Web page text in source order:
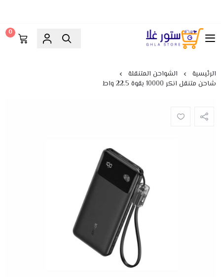
ستور غلا
0
الرئيسية
الشواحن المتنقلة
شاحن متنقل انكر 10000 بقوة 22.5 واط